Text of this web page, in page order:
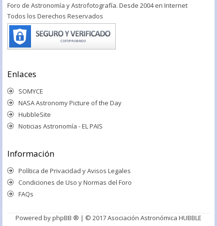
Foro de Astronomía y Astrofotografía. Desde 2004 en Internet
Todos los Derechos Reservados
Enlaces
SOMYCE
NASA Astronomy Picture of the Day
HubbleSite
Noticias Astronomía - EL PAIS
Información
Política de Privacidad y Avisos Legales
Condiciones de Uso y Normas del Foro
FAQs
Powered byphpBB ® | © 2017 Asociación Astronómica HUBBLE